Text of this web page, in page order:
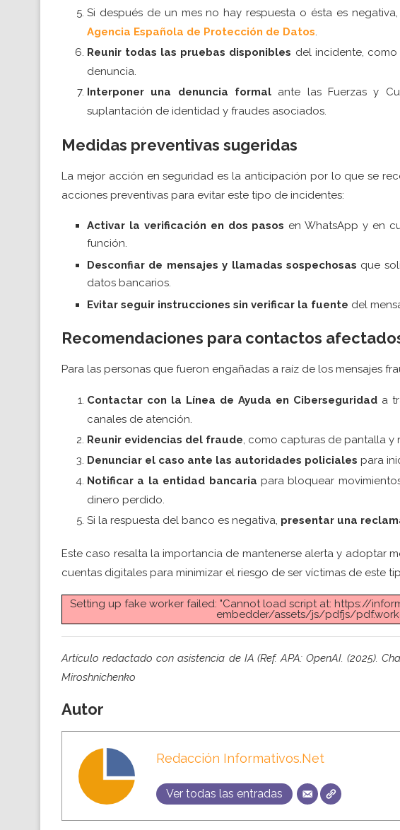
Si después de un mes no hay respuesta o ésta es negativa,
Agencia Española de Protección de Datos.
Reunir todas las pruebas disponibles del incidente, como
denuncia.
Interponer una denuncia formal ante las Fuerzas y
suplantación de identidad y fraudes asociados.
Medidas preventivas sugeridas
La mejor acción en seguridad es la anticipación por lo que se
acciones preventivas para evitar este tipo de incidentes:
Activar la verificación en dos pasos en WhatsApp y en
función.
Desconfiar de mensajes y llamadas sospechosas que
datos bancarios.
Evitar seguir instrucciones sin verificar la fuente del
Recomendaciones para contactos
Para las personas que fueron engañadas a raíz de los mensajes
Contactar con la Línea de Ayuda en Ciberseguridad a
canales de atención.
Reunir evidencias del fraude, como capturas de pantalla y
Denunciar el caso ante las autoridades policiales para
Notificar a la entidad bancaria para bloquear
dinero perdido.
Si la respuesta del banco es negativa, presentar una
Este caso resalta la importancia de mantenerse alerta y adoptar
cuentas digitales para minimizar el riesgo de ser víctimas de este
Setting up fake worker failed: "Cannot load script at: https://
embedder/assets/js/pdfjs/
Artículo redactado con asistencia de IA (Ref. APA: OpenAI. (2025).
Miroshnichenko
Autor
Redacción Informativos.Net
Ver todas las entradas